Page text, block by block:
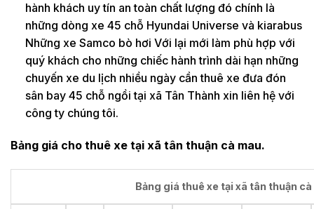
hành khách uy tín an toàn chất lượng đó chính là
những dòng xe 45 chỗ Hyundai Universe và kiarabus
Những xe Samco bò hơi Với lại mới làm phù hợp với
quý khách cho những chiếc hành trình dài hạn những
chuyến xe du lịch nhiều ngày cần thuê xe đưa đón
sân bay 45 chỗ ngồi tại xã Tân Thành xin liên hệ với
công ty chúng tôi.
Bảng giá cho thuê xe tại xã tân thuận cà mau.
Bảng giá thuê xe tại xã tân thuận